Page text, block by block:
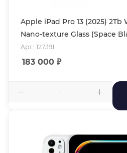
Apple iPad Pro 13 (2025)
Nano-texture Glass (Space
Арт.: 127391
183 000 ₽